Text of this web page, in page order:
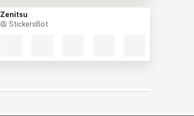
Zenitsu
StickersBot